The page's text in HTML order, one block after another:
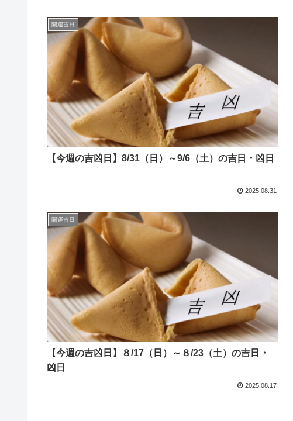
開運吉日
【今週の吉凶日】8/31（日）～9/6（土）の吉日・凶日
2025.08.31
開運吉日
【今週の吉凶日】８/17（日）～８/23（土）の吉日・
凶日
2025.08.17